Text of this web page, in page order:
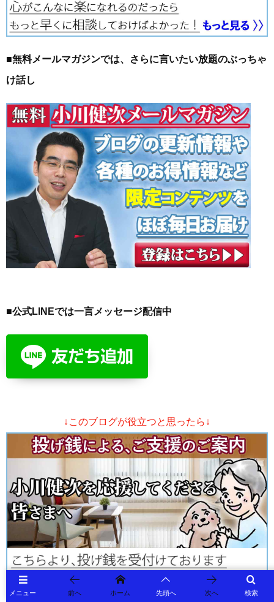
■無料メールマガジンでは、さらに言いたい放題のぶっちゃ
け話し
■公式LINEでは一言メッセージ配信中
↓このブログが役立つと思ったら↓
メニュー 検索
前へ ホーム 先頭へ 次へ